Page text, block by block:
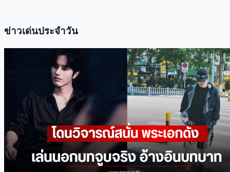
ข่าวเด่นประจำวัน